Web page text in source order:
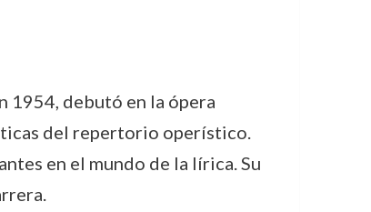
1954, debutó en la ópera
del repertorio operístico.
en el mundo de la lírica. Su